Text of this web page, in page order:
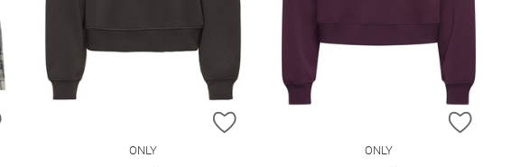
ZUR WUNSCHLISTE HINZUFÜGEN
ONLY
ZUR
ONLY